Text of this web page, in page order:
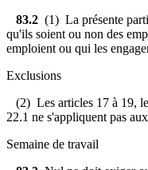
83.2 (1) La présente
qu'ils soient ou non des
emploient ou qui les
Exclusions
(2) Les articles 17 à 19,
22.1 ne s'appliquent pas
Semaine de travail